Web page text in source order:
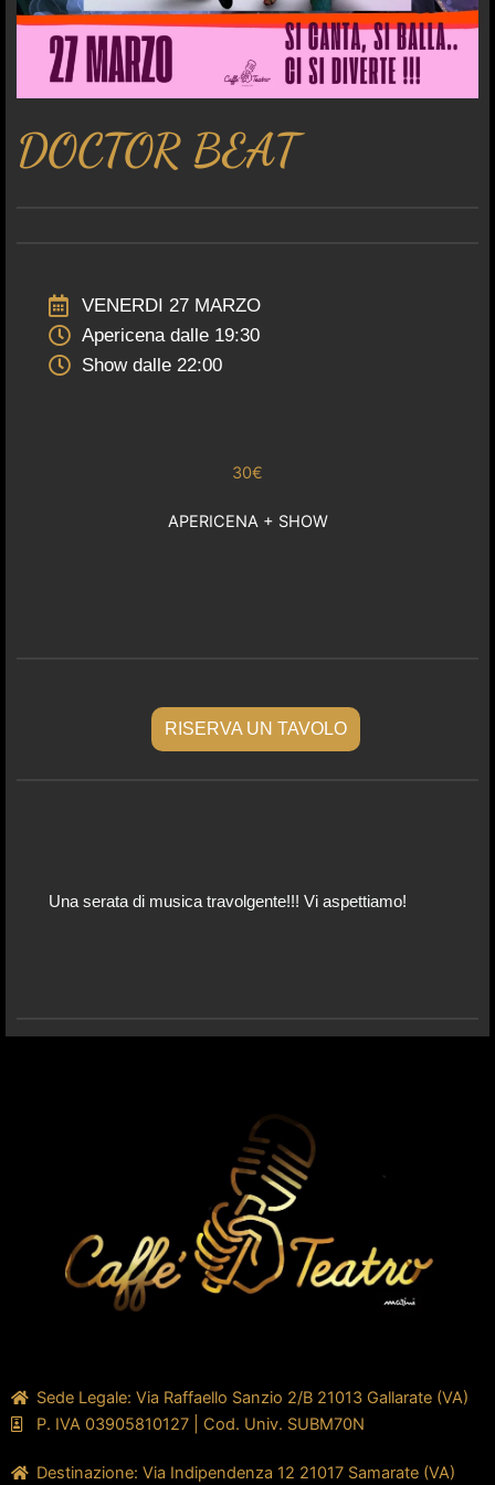
DOCTOR BEAT
VENERDI 27 MARZO
Apericena dalle 19:30
Show dalle 22:00
30€
APERICENA + SHOW
RISERVA UN TAVOLO
Una serata di musica travolgente!!! Vi aspettiamo!
Sede Legale: Via Raffaello Sanzio 2/B 21013 Gallarate (VA)
P. IVA 03905810127 | Cod. Univ. SUBM70N
Destinazione: Via Indipendenza 12 21017 Samarate (VA)